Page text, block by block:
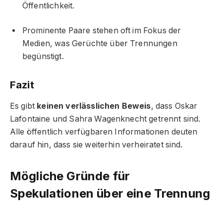
Öffentlichkeit.
Prominente Paare stehen oft im Fokus der
Medien, was Gerüchte über Trennungen
begünstigt.
Fazit
Es gibt keinen verlässlichen Beweis, dass Oskar
Lafontaine und Sahra Wagenknecht getrennt sind.
Alle öffentlich verfügbaren Informationen deuten
darauf hin, dass sie weiterhin verheiratet sind.
Mögliche Gründe für
Spekulationen über eine Trennung